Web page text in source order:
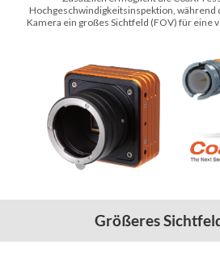
Hochgeschwindigkeitsinspektion, während
Kamera ein großes Sichtfeld (FOV) für eine
Größeres